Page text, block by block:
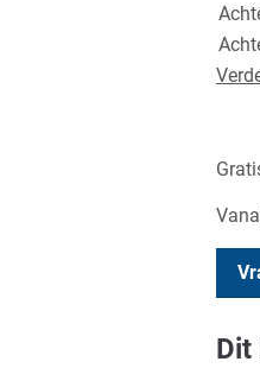
Dit